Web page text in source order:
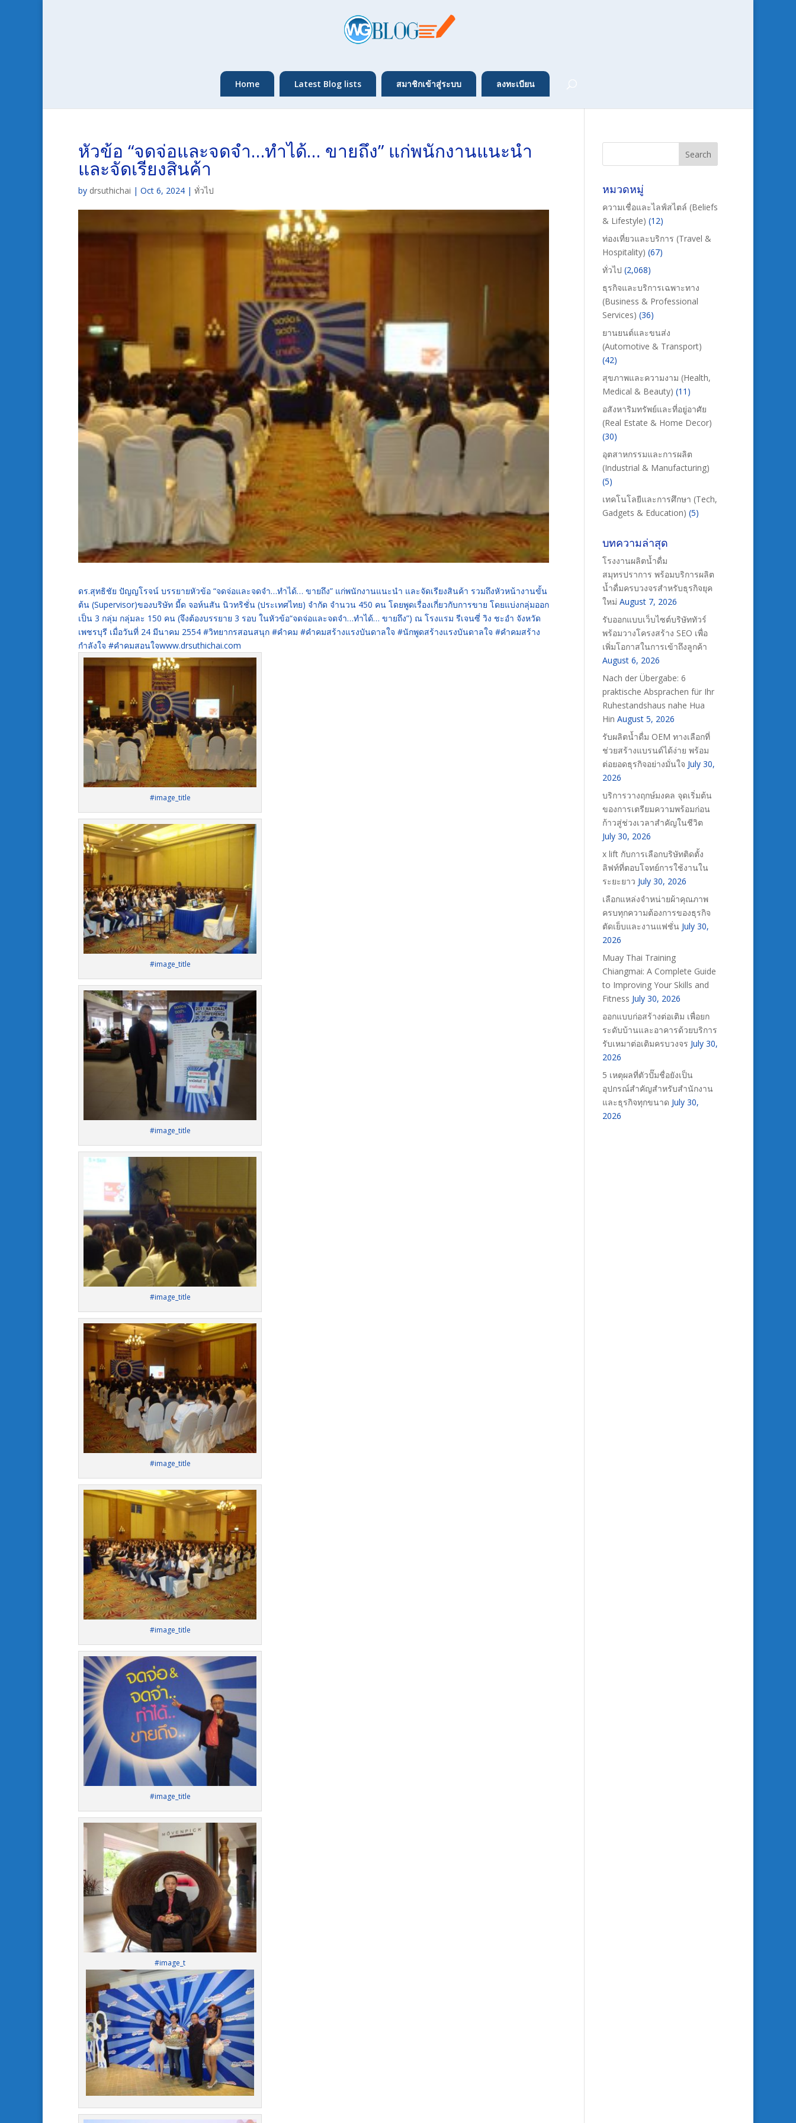
Home Latest Blog lists สมาชิกเข้าสู่ระบบ ลงทะเบียน
หัวข้อ “จดจ่อและจดจำ…ทำได้… ขายถึง” แก่พนักงานแนะนำ
และจัดเรียงสินค้า
by drsuthichai | Oct 6, 2024 | ทั่วไป
ดร.สุทธิชัย ปัญญโรจน์ บรรยายหัวข้อ “จดจ่อและจดจำ…ทำได้… ขายถึง” แก่พนักงานแนะนำ และจัดเรียงสินค้า รวมถึงหัวหน้างานขั้น
ต้น (Supervisor)ของบริษัท มี้ด จอห์นสัน นิวทริชั่น (ประเทศไทย) จำกัด จำนวน 450 คน โดยพูดเรื่องเกี่ยวกับการขาย โดยแบ่งกลุ่มออก
เป็น 3 กลุ่ม กลุ่มละ 150 คน (จึงต้องบรรยาย 3 รอบ ในหัวข้อ“จดจ่อและจดจำ…ทำได้… ขายถึง”) ณ โรงแรม รีเจนซี่ วิง ชะอำ จังหวัด
เพชรบุรี เมื่อวันที่ 24 มีนาคม 2554 #วิทยากรสอนสนุก #คำคม #คำคมสร้างแรงบันดาลใจ #นักพูดสร้างแรงบันดาลใจ #คำคมสร้าง
กำลังใจ #คำคมสอนใจwww.drsuthichai.com
#image_title
#image_title
#image_title
#image_title
#image_title
#image_title
#image_title
#image_t
หมวดหมู่
ความเชื่อและไลฟ์สไตล์ (Beliefs
& Lifestyle) (12)
ท่องเที่ยวและบริการ (Travel &
Hospitality) (67)
ทั่วไป (2,068)
ธุรกิจและบริการเฉพาะทาง
(Business & Professional
Services) (36)
ยานยนต์และขนส่ง
(Automotive & Transport)
(42)
สุขภาพและความงาม (Health,
Medical & Beauty) (11)
อสังหาริมทรัพย์และที่อยู่อาศัย
(Real Estate & Home Decor)
(30)
อุตสาหกรรมและการผลิต
(Industrial & Manufacturing)
(5)
เทคโนโลยีและการศึกษา (Tech,
Gadgets & Education) (5)
บทความล่าสุด
โรงงานผลิตน้ำดื่ม
สมุทรปราการ พร้อมบริการผลิต
น้ำดื่มครบวงจรสำหรับธุรกิจยุค
ใหม่ August 7, 2026
รับออกแบบเว็บไซต์บริษัททัวร์
พร้อมวางโครงสร้าง SEO เพื่อ
เพิ่มโอกาสในการเข้าถึงลูกค้า
August 6, 2026
Nach der Übergabe: 6
praktische Absprachen für Ihr
Ruhestandshaus nahe Hua
Hin August 5, 2026
รับผลิตน้ำดื่ม OEM ทางเลือกที่
ช่วยสร้างแบรนด์ได้ง่าย พร้อม
ต่อยอดธุรกิจอย่างมั่นใจ July 30,
2026
บริการวางฤกษ์มงคล จุดเริ่มต้น
ของการเตรียมความพร้อมก่อน
ก้าวสู่ช่วงเวลาสำคัญในชีวิต
July 30, 2026
x lift กับการเลือกบริษัทติดตั้ง
ลิฟท์ที่ตอบโจทย์การใช้งานใน
ระยะยาว July 30, 2026
เลือกแหล่งจำหน่ายผ้าคุณภาพ
ครบทุกความต้องการของธุรกิจ
ตัดเย็บและงานแฟชั่น July 30,
2026
Muay Thai Training
Chiangmai: A Complete Guide
to Improving Your Skills and
Fitness July 30, 2026
ออกแบบก่อสร้างต่อเติม เพื่อยก
ระดับบ้านและอาคารด้วยบริการ
รับเหมาต่อเติมครบวงจร July 30,
2026
5 เหตุผลที่ตัวปั๊มชื่อยังเป็น
อุปกรณ์สำคัญสำหรับสำนักงาน
และธุรกิจทุกขนาด July 30,
2026